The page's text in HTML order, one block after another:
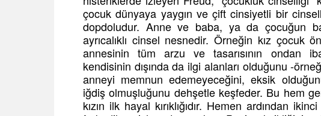
çocuk dünyaya yaygın ve çift cinsiyetli bir
dopdoludur. Anne ve baba, ya da çocuğun
ayrıcalıklı cinsel nesnedir. Örneğin kız çocuk
annesinin tüm arzu ve tasarısının ondan
kendisinin dışında da ilgi alanları olduğunu -
anneyi memnun edemeyeceğini, eksik
iğdiş olmuşluğunu dehşetle keşfeder. Bu hem
kızın ilk hayal kırıklığıdır. Hemen ardından